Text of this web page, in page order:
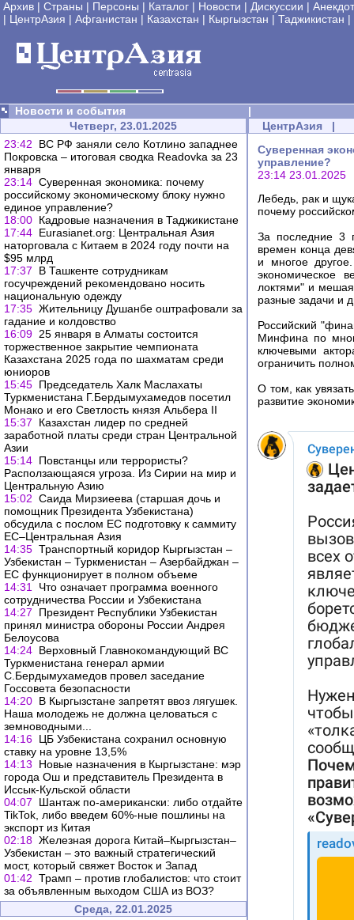
Архив | Страны | Персоны | Каталог | Новости | Дискуссии |
| ЦентрАзия | Афганистан | Казахстан | Кыргызстан | Таджикистан |
Новости и события
|
Четверг, 23.01.2025
23:42
ВС РФ заняли село Котлино западнее
Покровска – итоговая сводка Readovka за 23
января
23:14 Суверенная экономика: почему
российскому экономическому блоку нужно
единое управление?
18:00 Кадровые назначения в Таджикистане
17:44 Eurasianet.org: Центральная Азия
наторговала с Китаем в 2024 году почти на
$95 млрд
17:37
В Ташкенте сотрудникам
госучреждений рекомендовано носить
национальную одежду
17:35 Жительницу Душанбе оштрафовали за
гадание и колдовство
16:09 25 января в Алматы состоится
торжественное закрытие чемпионата
Казахстана 2025 года по шахматам среди
юниоров
15:45 Председатель Халк Маслахаты
Туркменистана Г.Бердымухамедов посетил
Монако и его Светлость князя Альбера II
15:37
Казахстан лидер по средней
заработной платы среди стран Центральной
Азии
15:14 Повстанцы или террористы?
Расползающаяся угроза. Из Сирии на мир и
Центральную Азию
15:02 Саида Мирзиеева (старшая дочь и
помощник Президента Узбекистана)
обсудила с послом ЕС подготовку к саммиту
ЕС–Центральная Азия
14:35 Транспортный коридор Кыргызстан –
Узбекистан – Туркменистан – Азербайджан –
ЕС функционирует в полном объеме
14:31
Что означает программа военного
сотрудничества России и Узбекистана
14:27
Президент Республики Узбекистан
принял министра обороны России Андрея
Белоусова
14:24 Верховный Главнокомандующий ВС
Туркменистана генерал армии
С.Бердымухамедов провел заседание
Госсовета безопасности
14:20 В Кыргызстане запретят ввоз лягушек.
Наша молодежь не должна целоваться с
земноводными...
14:16 ЦБ Узбекистана сохранил основную
ставку на уровне 13,5%
14:13
Новые назначения в Кыргызстане: мэр
города Ош и представитель Президента в
Иссык-Кульской области
04:07
Шантаж по-американски: либо отдайте
TikTok, либо введем 60%-ные пошлины на
экспорт из Китая
02:18 Железная дорога Китай–Кыргызстан–
Узбекистан – это важный стратегический
мост, который свяжет Восток и Запад
01:42 Трамп – против глобалистов: что стоит
за объявленным выходом США из ВОЗ?
Среда, 22.01.2025
ЦентрАзия |
Суверенная
управление?
23:14 23.01.2025
Лебедь, рак и
почему
За последние 3
времен конца
и многое
экономическое
локтями" и
разные задачи и
Российский
Минфина по
ключевыми
ограничить
О том, как
развитие